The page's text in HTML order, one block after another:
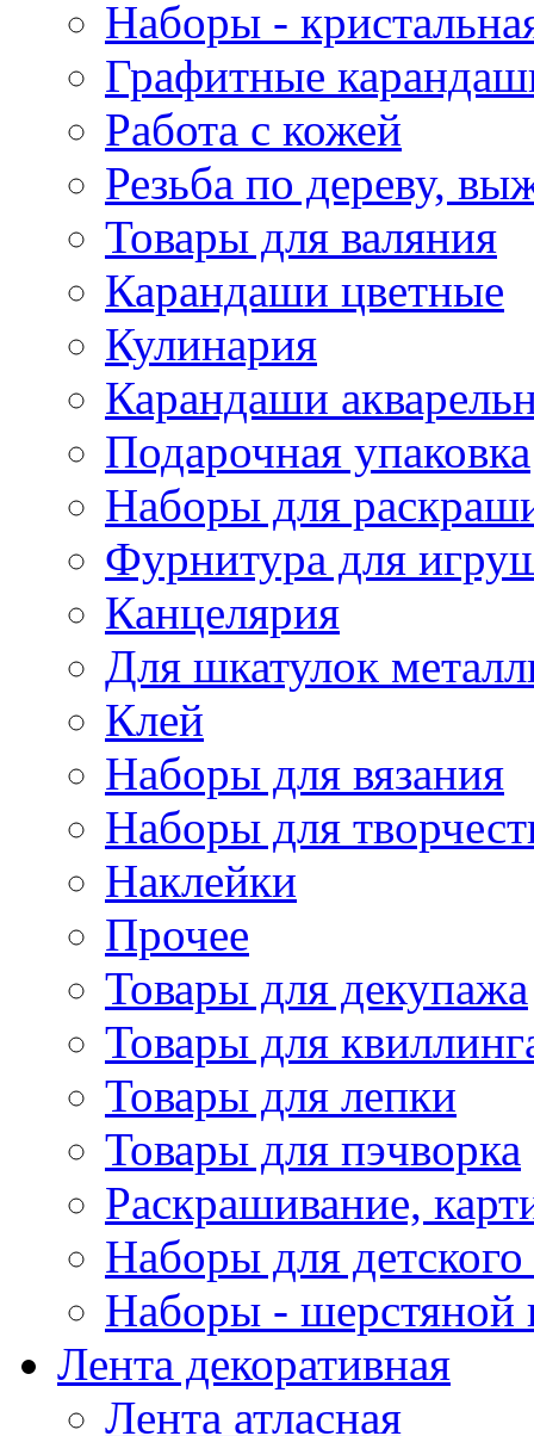
Наборы -
Графитные
Работа с кожей
Резьба по дереву,
Товары для валяния
Карандаши цветные
Кулинария
Карандаши
Подарочная упаковка
Наборы для
Фурнитура для
Канцелярия
Для шкатулок
Клей
Наборы для вязания
Наборы для
Наклейки
Прочее
Товары для декупажа
Товары для
Товары для лепки
Товары для пэчворка
Раскрашивание,
Наборы для
Наборы - шерстяной
Лента декоративная
Лента атласная